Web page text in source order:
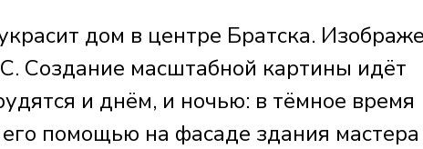
дом в центре Братска.
Создание масштабной картины идёт
и днём, и ночью: в тёмное время
его помощью на фасаде здания мастера